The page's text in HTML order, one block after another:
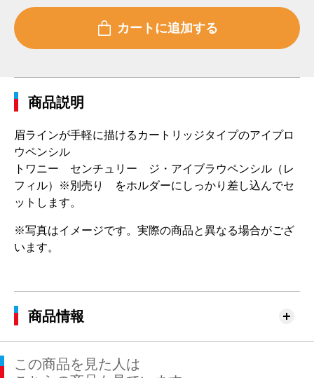
商品説明
眉ラインが手軽に描けるカートリッジタイプのアイプロ
ウペンシル
トワニー センチュリー ジ・アイブラウペンシル（レ
フィル）※別売り をホルダーにしっかり差し込んでセ
ットします。
※写真はイメージです。実際の商品と異なる場合がござ
います。
商品情報
この商品を見た人は